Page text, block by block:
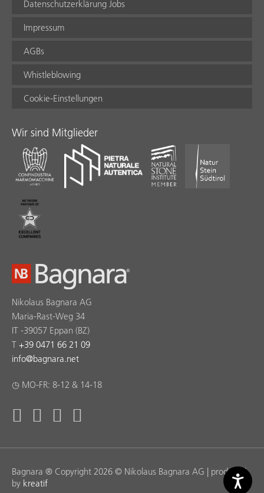
Datenschutzerklärung Jobs
Impressum
AGBs
Whistleblowing
Cookie-Einstellungen
Wir sind Mitglieder
Nikolaus Bagnara AG
Maria-Rast-Weg 34
IT -39057 Eppan (BZ)
T +39 0471 66 21 09
info@bagnara.net
◷ MO-FR: 8-12 & 14-18
Bagnara ® Copyright 2026 © Nikolaus Bagnara AG | produced
by kreatif